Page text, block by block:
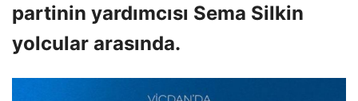
partinin yardımcısı Sema Silkin
yolcular arasında.